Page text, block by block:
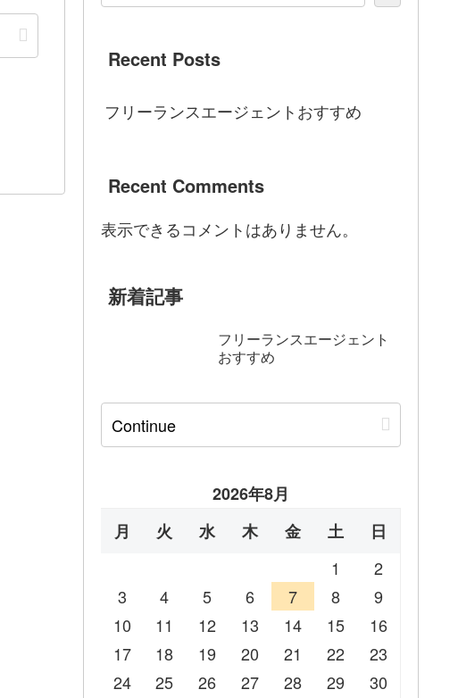
Recent Posts
フリーランスエージェントおすすめ
Recent Comments
表示できるコメントはありません。
新着記事
フリーランスエージェント
おすすめ
2026年8月
月
火 水 木 金 土
日
1
2
3
4 5 6 7 8
9
10
11 12 13 14 15
16
17
18 19 20 21 22
23
24
25 26 27 28 29
30